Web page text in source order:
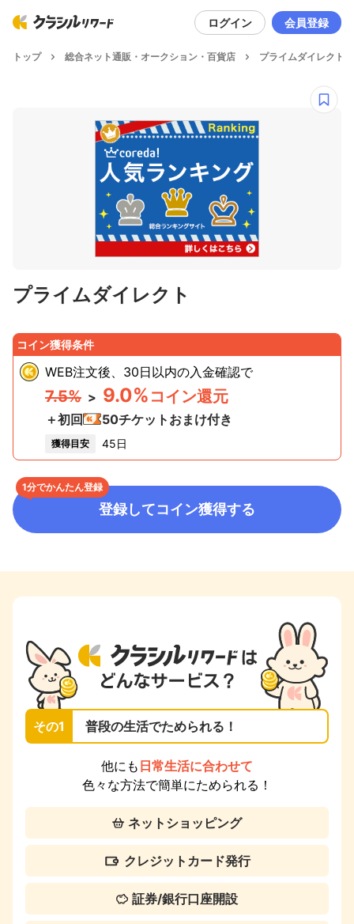
ログイン 会員登録
トップ 総合ネット通販・オークション・百貨店 プライムダイレクト
プライムダイレクト
コイン獲得条件
WEB注文後、30日以内の入金確認で
7.5% > 9.0% コイン還元
＋初回 50チケットおまけ付き
獲得目安 45日
1分でかんたん登録
登録してコイン獲得する
その1 普段の生活でためられる！
他にも 日常生活に合わせて
色々な方法で簡単にためられる！
ネットショッピング
クレジットカード発行
証券/銀行口座開設